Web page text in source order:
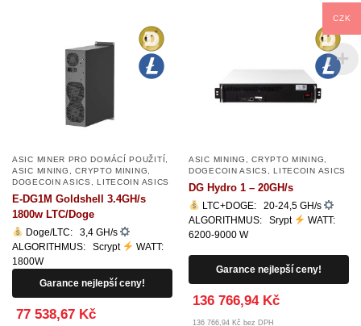
ASIC MINER PRO DOMÁCÍ POUŽITÍ
ASIC MINING
,CRYPTO MINING
DOGECOIN ASICS
,LITECOIN ASICS
E-DG1M Goldshell 3.4GH/s
1800w LTC/Doge
Doge/LTC: 3,4 GH/s
ALGORITHMUS: Scrypt
WATT:
1800W
Garance nejlepší ceny!
77 538,67 Kč
ASIC MINING ,CRYPTO MINING
DOGECOIN ASICS
,LITECOIN ASICS
DG Hydro 1 – 20GH/s
LTC+DOGE: 20-24,5 GH/s
ALGORITHMUS: Srypt
WATT:
6200-9000 W
Garance nejlepší ceny!
136 766,94 Kč
136 766,94 Kč bez DPH
CZK